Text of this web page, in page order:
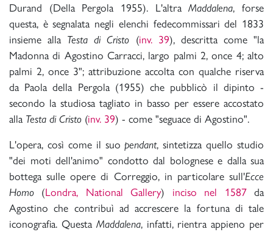
Durand (Della Pergola 1955). L'altraMaddalena, forse
questa, è segnalata negli elenchi fedecommissari del 1833
insieme alla Testa di Cristo (inv. 39), descritta come "la
Madonna di Agostino Carracci, largo palmi 2, once 4; alto
palmi 2, once 3"; attribuzione accolta con qualche riserva
da Paola della Pergola (1955) che pubblicò il dipinto -
secondo la studiosa tagliato in basso per essere accostato
alla Testa di Cristo (inv. 39) - come "seguace di Agostino".
L'opera, così come il suopendant, sintetizza quello studio
"dei moti dell'animo" condotto dal bolognese e dalla sua
bottega sulle opere di Correggio, in particolare sull'Ecce
Homo (Londra, National Gallery) inciso nel 1587da
Agostino che contribuì ad accrescere la fortuna di tale
iconografia. Questa Maddalena, infatti, rientra appieno per